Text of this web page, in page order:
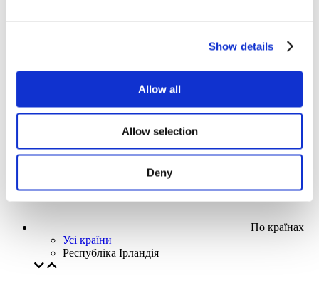
Show details
Allow all
Allow selection
Deny
Наша спецпропозиція
Без піджанру
По країнах
Усі країни
Республіка Ірландія